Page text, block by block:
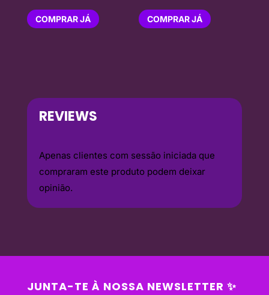
COMPRAR JÁ COMPRAR JÁ
REVIEWS
Apenas clientes com sessão iniciada que
compraram este produto podem deixar
opinião.
JUNTA-TE À NOSSA NEWSLETTER ✨